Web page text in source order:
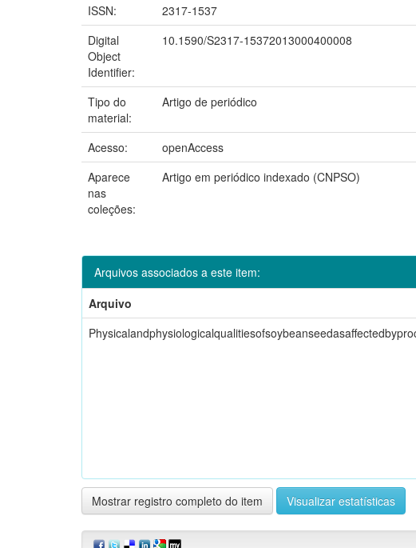
ISSN:
2317-1537
Digital
Object
Identifier:
10.1590/S2317-15372013000400008
Tipo do
material:
Artigo de periódico
Acesso:
openAccess
Aparece
nas
coleções:
Artigo em periódico indexado (CNPSO)
Arquivos associados a este item:
Arquivo
Mostrar registro completo do item Visualizar estatísticas